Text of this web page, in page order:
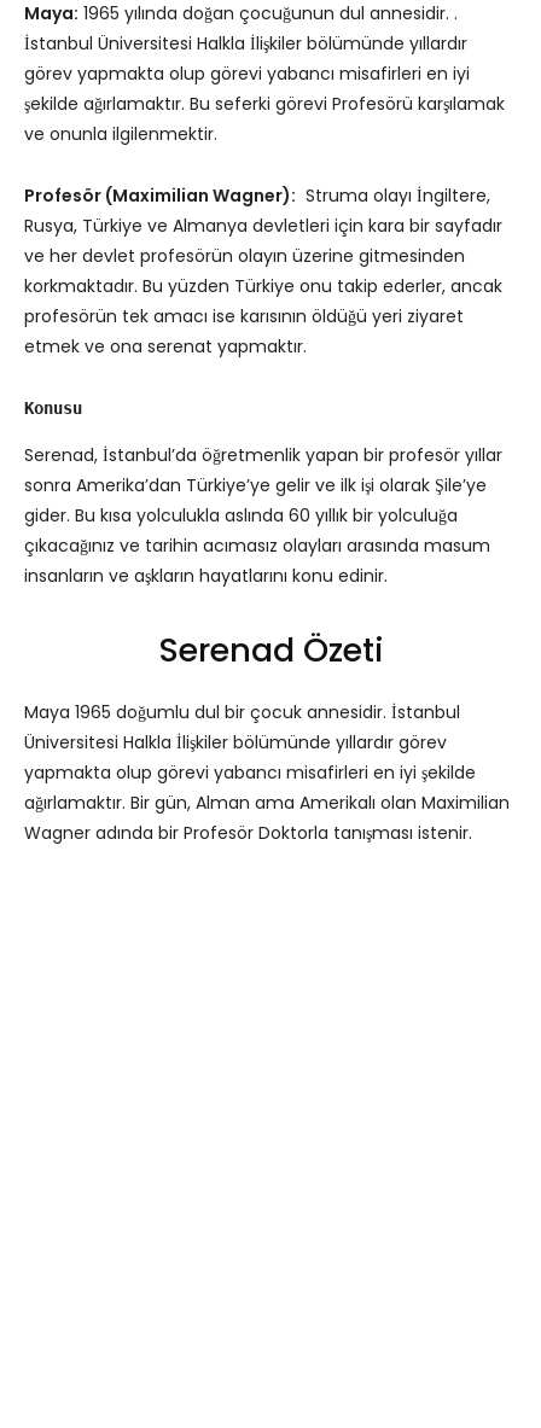
Maya: 1965 yılında doğan çocuğunun dul annesidir. .
İstanbul Üniversitesi Halkla İlişkiler bölümünde yıllardır
görev yapmakta olup görevi yabancı misafirleri en iyi
şekilde ağırlamaktır. Bu seferki görevi Profesörü karşılamak
ve onunla ilgilenmektir.
Profesör (Maximilian Wagner): Struma olayı İngiltere,
Rusya, Türkiye ve Almanya devletleri için kara bir sayfadır
ve her devlet profesörün olayın üzerine gitmesinden
korkmaktadır. Bu yüzden Türkiye onu takip ederler, ancak
profesörün tek amacı ise karısının öldüğü yeri ziyaret
etmek ve ona serenat yapmaktır.
Konusu
Serenad, İstanbul’da öğretmenlik yapan bir profesör yıllar
sonra Amerika’dan Türkiye’ye gelir ve ilk işi olarak Şile’ye
gider. Bu kısa yolculukla aslında 60 yıllık bir yolculuğa
çıkacağınız ve tarihin acımasız olayları arasında masum
insanların ve aşkların hayatlarını konu edinir.
Serenad Özeti
Maya 1965 doğumlu dul bir çocuk annesidir. İstanbul
Üniversitesi Halkla İlişkiler bölümünde yıllardır görev
yapmakta olup görevi yabancı misafirleri en iyi şekilde
ağırlamaktır. Bir gün, Alman ama Amerikalı olan Maximilian
Wagner adında bir Profesör Doktorla tanışması istenir.